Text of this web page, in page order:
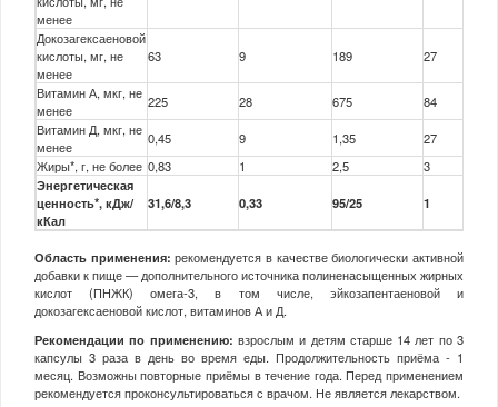
менее
Докозагексаеновой
кислоты, мг, не
менее
63 9 189 27
Витамин А, мкг, не
менее
225 28 675
84
Витамин Д, мкг, не
менее
0,45 9 1,35
27
Жиры*, г, не более 0,83 1 2,5
3
Энергетическая
ценность*, кДж/
кКал
31,6/8,3 0,33 95/25 1
Область применения: рекомендуется в качестве биологически активной
добавки к пище — дополнительного источника полиненасыщенных жирных
кислот (ПНЖК) омега-3, в том числе, эйкозапентаеновой и
докозагексаеновой кислот, витаминов А и Д.
Рекомендации по применению: взрослым и детям старше 14 лет по 3
капсулы 3 раза в день во время еды. Продолжительность приёма - 1
месяц. Возможны повторные приёмы в течение года. Перед применением
рекомендуется проконсультироваться с врачом. Не является лекарством.